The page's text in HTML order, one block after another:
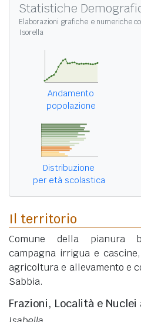
Statistiche
Elaborazioni grafiche e numeriche
Isorella
Andamento
popolazione
Distribuzione
per età scolastica
Il territorio
Comune della pianura
campagna irrigua e
agricoltura e allevamento e
Sabbia.
Frazioni, Località e